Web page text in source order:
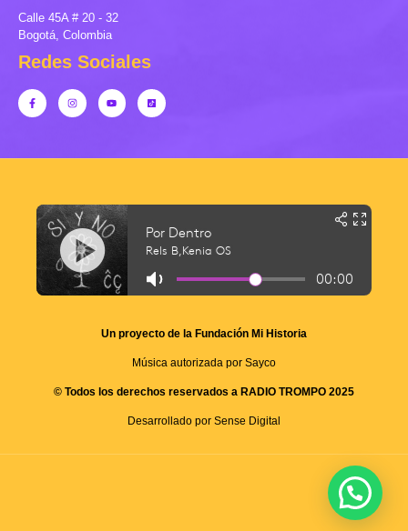
Calle 45A # 20 - 32
Bogotá, Colombia
Redes Sociales
Un proyecto de la Fundación Mi Historia
Música autorizada por Sayco
© Todos los derechos reservados a RADIO TROMPO 2025
Desarrollado por Sense Digital